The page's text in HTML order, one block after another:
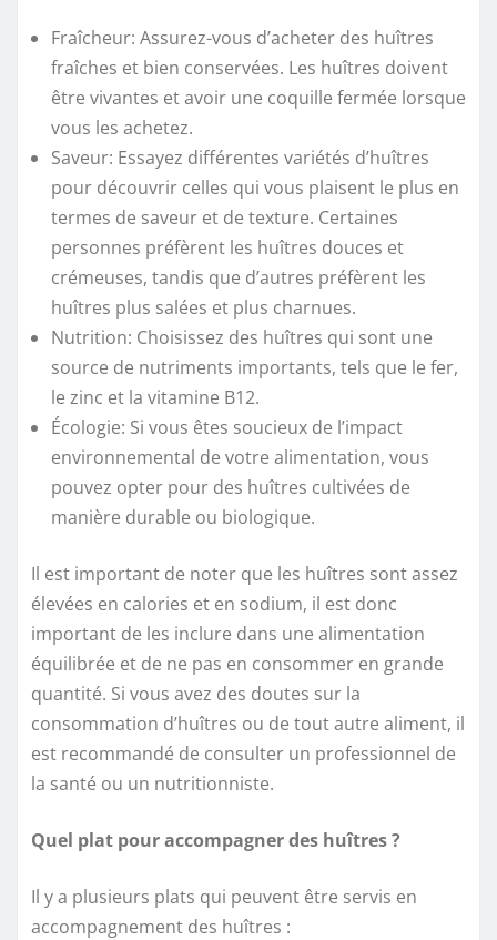
Fraîcheur: Assurez-vous d’acheter des huîtres
fraîches et bien conservées. Les huîtres doivent
être vivantes et avoir une coquille fermée lorsque
vous les achetez.
Saveur: Essayez différentes variétés d’huîtres
pour découvrir celles qui vous plaisent le plus en
termes de saveur et de texture. Certaines
personnes préfèrent les huîtres douces et
crémeuses, tandis que d’autres préfèrent les
huîtres plus salées et plus charnues.
Nutrition: Choisissez des huîtres qui sont une
source de nutriments importants, tels que le fer,
le zinc et la vitamine B12.
Écologie: Si vous êtes soucieux de l’impact
environnemental de votre alimentation, vous
pouvez opter pour des huîtres cultivées de
manière durable ou biologique.
Il est important de noter que les huîtres sont assez
élevées en calories et en sodium, il est donc
important de les inclure dans une alimentation
équilibrée et de ne pas en consommer en grande
quantité. Si vous avez des doutes sur la
consommation d’huîtres ou de tout autre aliment, il
est recommandé de consulter un professionnel de
la santé ou un nutritionniste.
Quel plat pour accompagner des huîtres ?
Il y a plusieurs plats qui peuvent être servis en
accompagnement des huîtres :